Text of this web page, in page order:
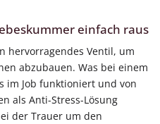
einfach raus
hervorragendes Ventil, um
abzubauen. Was bei einem
im Job funktioniert und von
als Anti-Stress-Lösung
der Trauer um den